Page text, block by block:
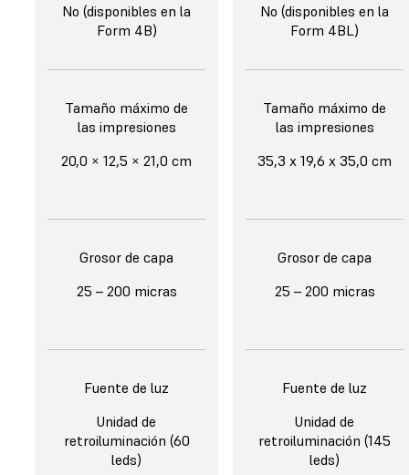
No (disponibles en la
Form 4B)
Tamaño máximo de
las impresiones
20,0 × 12,5 × 21,0 cm
Grosor de capa
25 – 200 micras
Fuente de luz
Unidad de
retroiluminación (60
leds)
No (disponibles en la
Form 4BL)
Tamaño máximo de
las impresiones
35,3 x 19,6 x 35,0 cm
Grosor de capa
25 – 200 micras
Fuente de luz
Unidad de
retroiluminación (145
leds)